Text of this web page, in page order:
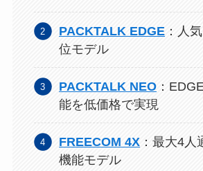
PACKTALK EDGE ：人
位モデル
PACKTALK NEO ：
能を低価格で実現
FREECOM 4X ：最大4
機能モデル